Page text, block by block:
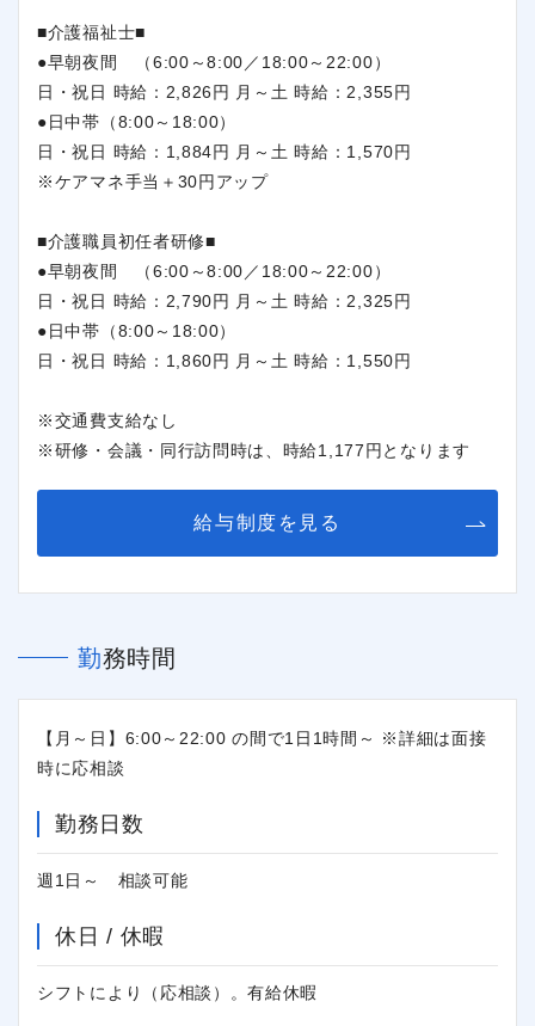
■介護福祉士■
●早朝夜間 （6:00～8:00／18:00～22:00）
日・祝日 時給：2,826円 月～土 時給：2,355円
●日中帯（8:00～18:00）
日・祝日 時給：1,884円 月～土 時給：1,570円
※ケアマネ手当＋30円アップ
■介護職員初任者研修■
●早朝夜間 （6:00～8:00／18:00～22:00）
日・祝日 時給：2,790円 月～土 時給：2,325円
●日中帯（8:00～18:00）
日・祝日 時給：1,860円 月～土 時給：1,550円
※交通費支給なし
※研修・会議・同行訪問時は、時給1,177円となります
給与制度を見る
勤務時間
【月～日】6:00～22:00 の間で1日1時間～ ※詳細は面接
時に応相談
勤務日数
週1日～ 相談可能
休日 / 休暇
シフトにより（応相談）。有給休暇